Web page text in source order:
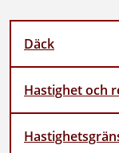
Däck
Hastighet och